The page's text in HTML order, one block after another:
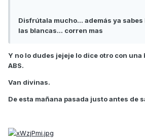
Disfrútala mucho... además ya
las blancas... corren mas
Y no lo dudes jejeje lo dice otro con
ABS.
Van divinas.
De esta mañana pasada justo antes de